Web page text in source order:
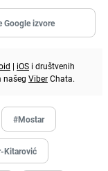
Google izvore
| iOS i društvenih
našeg ViberChata.
#Mostar
Kitarović